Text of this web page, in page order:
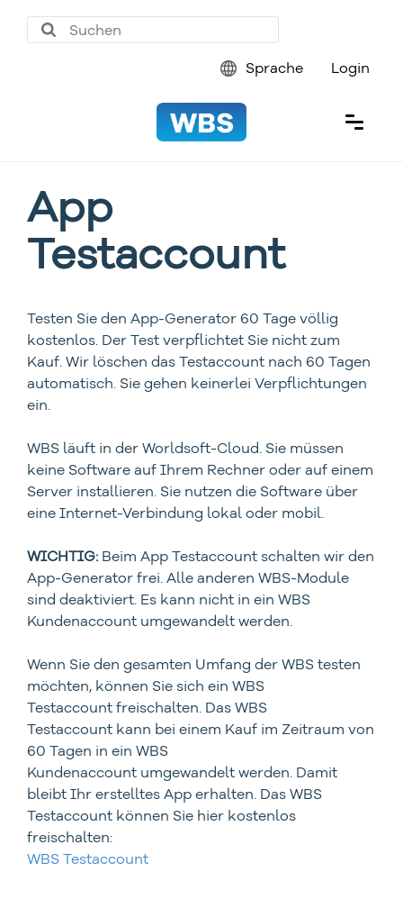
Login
Sprache
App
Testaccount
Testen Sie den App-Generator 60 Tage völlig
kostenlos. Der Test verpflichtet Sie nicht zum
Kauf. Wir löschen das Testaccount nach 60 Tagen
automatisch. Sie gehen keinerlei Verpflichtungen
ein.
WBS läuft in der Worldsoft-Cloud. Sie müssen
keine Software auf Ihrem Rechner oder auf einem
Server installieren. Sie nutzen die Software über
eine Internet-Verbindung lokal oder mobil.
WICHTIG: Beim App Testaccount schalten wir den
App-Generator frei. Alle anderen WBS-Module
sind deaktiviert. Es kann nicht in ein WBS
Kundenaccount umgewandelt werden.
Wenn Sie den gesamten Umfang der WBS testen
möchten, können Sie sich ein WBS
Testaccount freischalten. Das WBS
Testaccount kann bei einem Kauf im Zeitraum von
60 Tagen in ein WBS
Kundenaccount umgewandelt werden. Damit
bleibt Ihr erstelltes App erhalten. Das WBS
Testaccount können Sie hier kostenlos
freischalten:
WBS Testaccount